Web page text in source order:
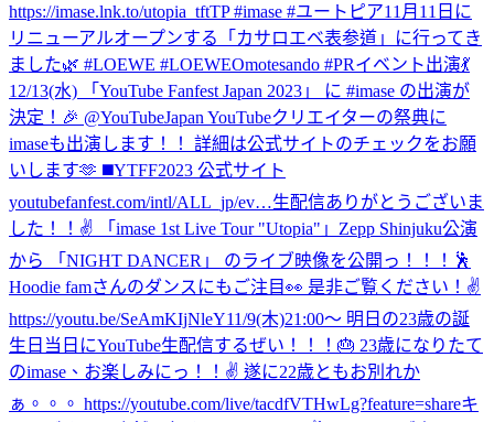
https://imase.lnk.to/utopia_tftTP #imase #ユートピア11月11日に
リニューアルオープンする「カサロエベ表参道」に行ってき
ました🌿 #LOEWE #LOEWEOmotesando #PRイベント出演💃
12/13(水) 「YouTube Fanfest Japan 2023」 に #imase の出演が
決定！🎉 @YouTubeJapan YouTubeクリエイターの祭典に
imaseも出演します！！ 詳細は公式サイトのチェックをお願
いします🫶 ◼️YTFF2023 公式サイト
youtubefanfest.com/intl/ALL_jp/ev…生配信ありがとうございま
した！！✌️ 「imase 1st Live Tour "Utopia"」Zepp Shinjuku公演
から 「NIGHT DANCER」 のライブ映像を公開っ！！！🕺
Hoodie famさんのダンスにもご注目👀 是非ご覧ください！✌️
https://youtu.be/SeAmKIjNleY11/9(木)21:00〜 明日の23歳の誕
生日当日にYouTube生配信するぜい！！！🎂 23歳になりたて
のimase、お楽しみにっ！！✌️ 遂に22歳ともお別れか
ぁ。。。 https://youtube.com/live/tacdfVTHwLg?feature=shareキ